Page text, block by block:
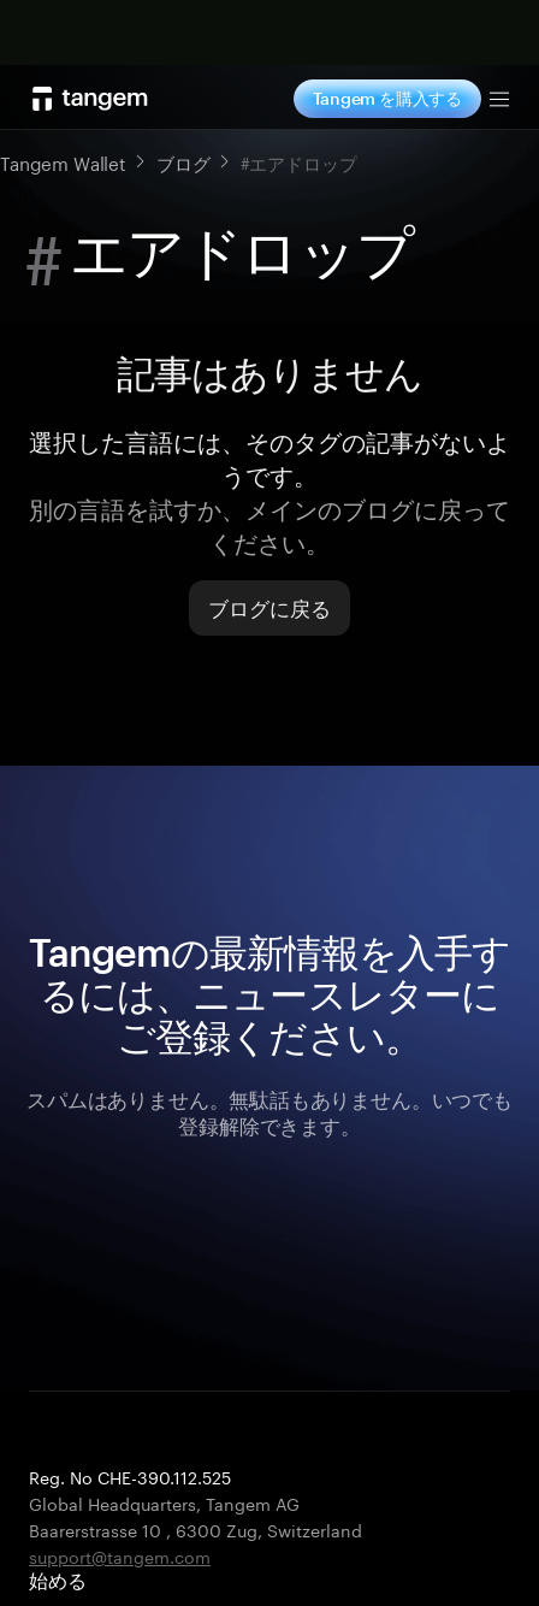
Tangem を購入する
Tangem Wallet ブログ #エアドロップ
#エアドロップ
記事はありません
選択した言語には、そのタグの記事がないよ
うです。
別の言語を試すか、メインのブログに戻って
ください。
ブログに戻る
Tangemの最新情報を入手す
るには、ニュースレターに
ご登録ください。
スパムはありません。無駄話もありません。いつでも
登録解除できます。
Reg. No CHE-390.112.525
Global Headquarters, Tangem AG
Baarerstrasse 10 , 6300 Zug, Switzerland
support@tangem.com
始める